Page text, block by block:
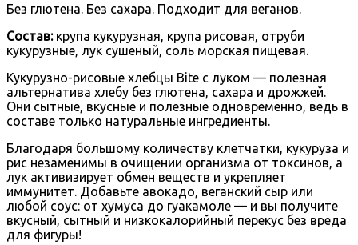
Без глютена. Без сахара. Подходит для веганов.
Состав: крупа кукурузная, крупа рисовая, отруби
кукурузные, лук сушеный, соль морская пищевая.
Кукурузно-рисовые хлебцы Bite с луком — полезная
альтернатива хлебу без глютена, сахара и дрожжей.
Они сытные, вкусные и полезные одновременно, ведь в
составе только натуральные ингредиенты.
Благодаря большому количеству клетчатки, кукуруза и
рис незаменимы в очищении организма от токсинов, а
лук активизирует обмен веществ и укрепляет
иммунитет. Добавьте авокадо, веганский сыр или
любой соус: от хумуса до гуакамоле — и вы получите
вкусный, сытный и низкокалорийный перекус без вреда
для фигуры!